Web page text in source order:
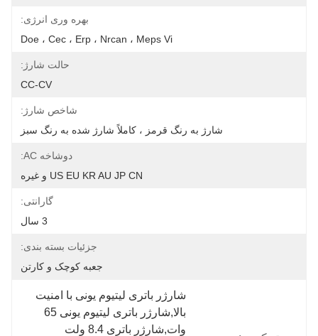
بهره وری انرژی:
Doe ، Cec ، Erp ، Nrcan ، Meps Vi
حالت شارژ:
CC-CV
شاخص شارژ:
شارژ به رنگ قرمز ، کاملاً شارژ شده به رنگ سبز
دوشاخه AC:
US EU KR AU JP CN و غیره
گارانتی:
3 سال
جزئیات بسته بندی:
جعبه کوچک و کارتن
وات,شارژر باتری 8.4 ولت